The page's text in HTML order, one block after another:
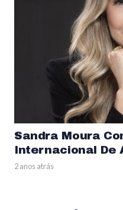
Sandra Moura
Internacional De
2 anos atrás